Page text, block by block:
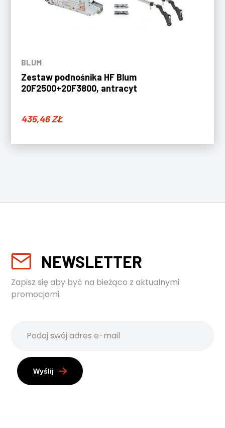
BLUM
Zestaw podnośnika HF Blum
20F2500+20F3800, antracyt
435,46ZŁ
NEWSLETTER
Zapisz się aby być na bieżąco z aktualnymi
promocjami.
Wyślij